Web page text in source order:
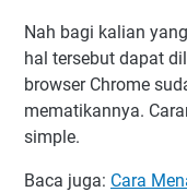
Nah bagi kalian
hal tersebut dapat
browser Chrome
mematikannya.
simple.
Baca juga: Cara